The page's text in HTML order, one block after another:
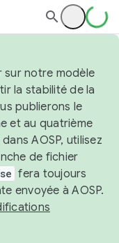
sur notre modèle
la stabilité de la
publierons le
et au quatrième
AOSP, utilisez
de fichier
fera toujours
envoyée à AOSP.